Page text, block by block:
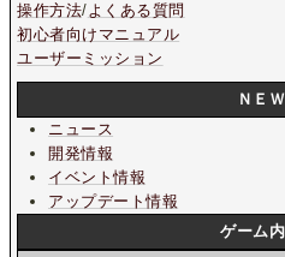
操作方法/よくある質問
初心者向けマニュアル
ユーザーミッション
ＮＥ
ニュース
開発情報
イベント情報
アップデート情報
ゲーム